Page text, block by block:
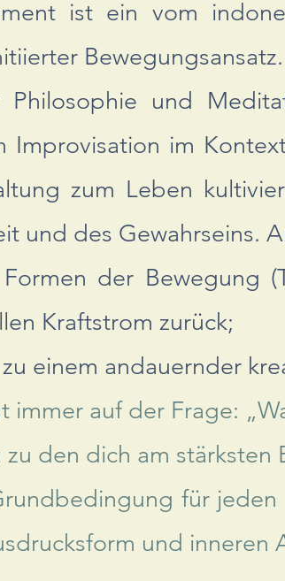
ist ein vom
Bewegungsansatz.
Philosophie und
Improvisation im
zum Leben
und des Gewahrseins.
der Bewegung
Kraftstrom zurück;
einem andauernder
immer auf der Frage:
den dich am stärksten
für
und inneren